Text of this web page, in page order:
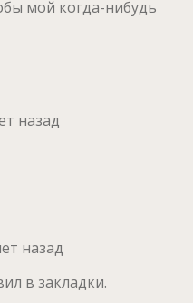
мой когда-нибудь
назад
назад
в закладки.